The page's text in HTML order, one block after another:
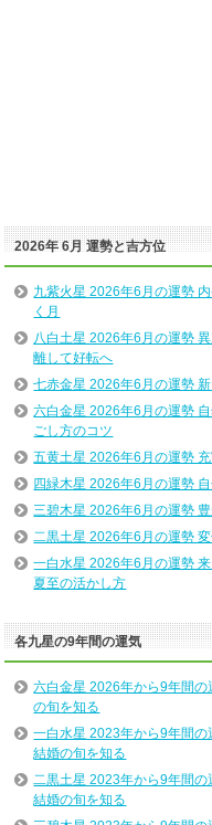
2026年 6月 運勢と吉方位
九紫火星 2026年6月の運勢
く月
八白土星 2026年6月の運勢
離して好転へ
七赤金星 2026年6月の運勢
六白金星 2026年6月の運勢
ごし方のコツ
五黄土星 2026年6月の運勢
四緑木星 2026年6月の運勢
三碧木星 2026年6月の運勢
二黒土星 2026年6月の運勢
一白水星 2026年6月の運勢
夏至の活かし方
各九星の9年間の運気
六白金星 2026年から9年間
の旬を知る
一白水星 2023年から9年間
結婚の旬を知る
二黒土星 2023年から9年間
結婚の旬を知る